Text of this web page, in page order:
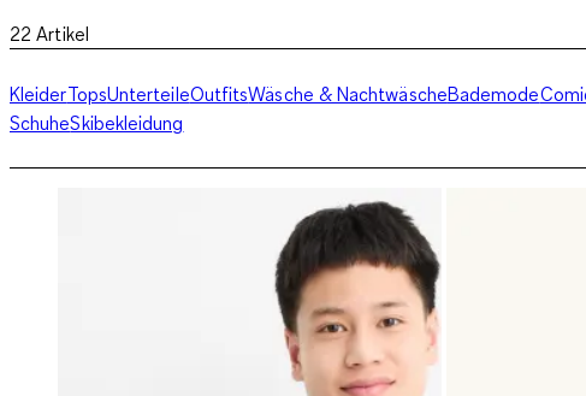
22 Artikel
KleiderTopsUnterteileOutfitsWäsche & NachtwäscheBademode
SchuheSkibekleidung